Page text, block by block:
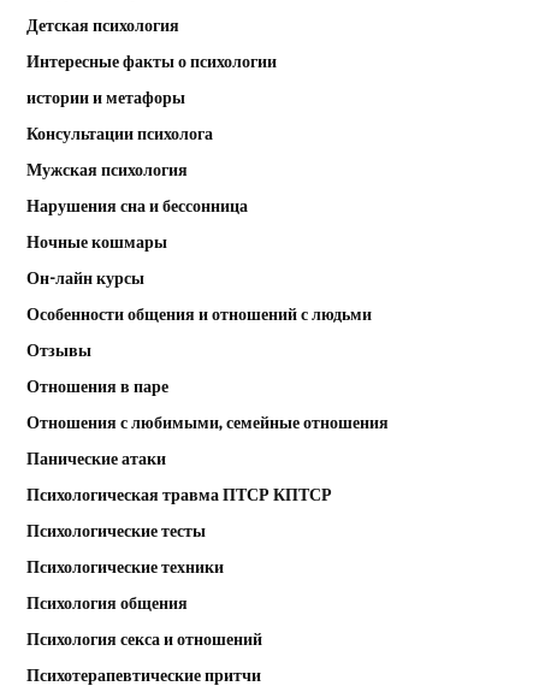
Детская психология
Интересные факты о психологии
истории и метафоры
Консультации психолога
Мужская психология
Нарушения сна и бессонница
Ночные кошмары
Он-лайн курсы
Особенности общения и отношений с людьми
Отзывы
Отношения в паре
Отношения с любимыми, семейные отношения
Панические атаки
Психологическая травма ПТСР КПТСР
Психологические тесты
Психологические техники
Психология общения
Психология секса и отношений
Психотерапевтические притчи